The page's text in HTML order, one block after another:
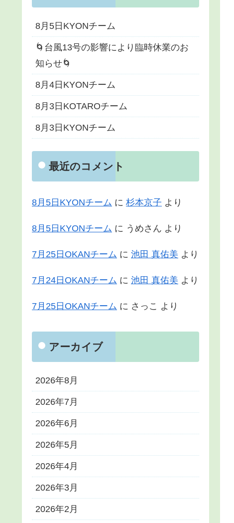
8月5日KYONチーム
🌀台風13号の影響により臨時休業のお
知らせ🌀
8月4日KYONチーム
8月3日KOTAROチーム
8月3日KYONチーム
最近のコメント
8月5日KYONチーム に 杉本京子 より
8月5日KYONチーム に うめさん より
7月25日OKANチーム に 池田 真佑美 より
7月24日OKANチーム に 池田 真佑美 より
7月25日OKANチーム に さっこ より
アーカイブ
2026年8月
2026年7月
2026年6月
2026年5月
2026年4月
2026年3月
2026年2月